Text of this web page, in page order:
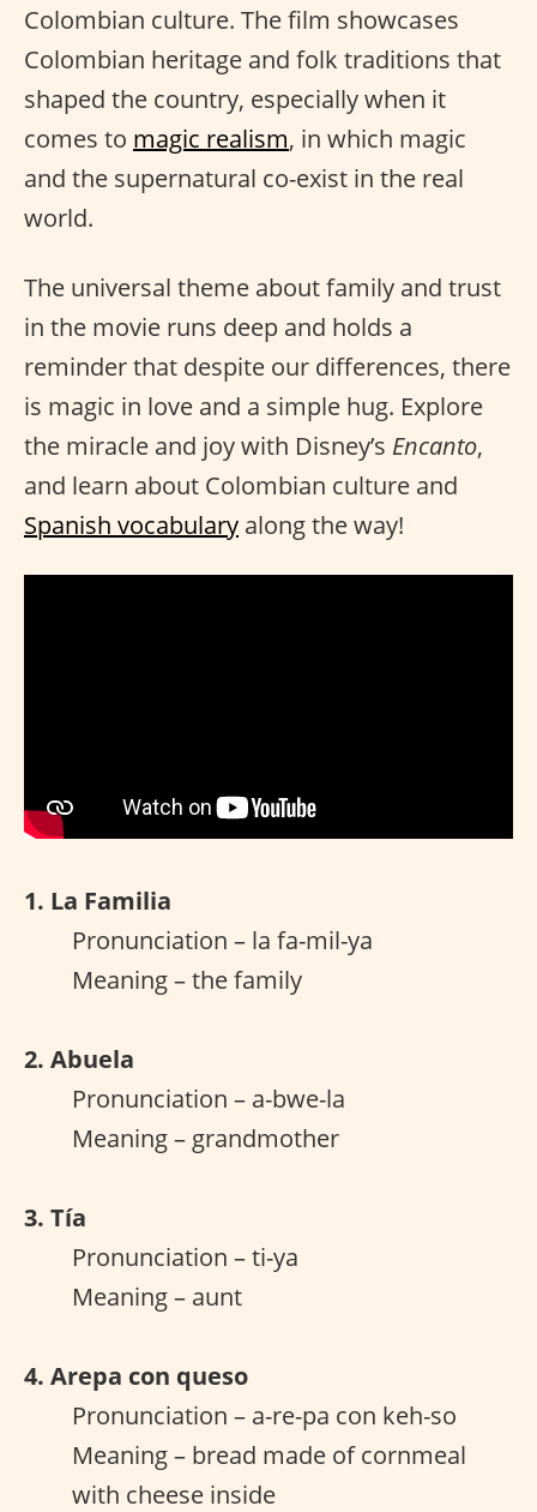
Colombian culture. The film showcases
Colombian heritage and folk traditions that
shaped the country, especially when it
comes to magic realism, in which magic
and the supernatural co-exist in the real
world.
The universal theme about family and trust
in the movie runs deep and holds a
reminder that despite our differences, there
is magic in love and a simple hug. Explore
the miracle and joy with Disney’s Encanto,
and learn about Colombian culture and
Spanish vocabulary along the way!
1. La Familia
Pronunciation – la fa-mil-ya
Meaning – the family
2. Abuela
Pronunciation – a-bwe-la
Meaning – grandmother
3. Tía
Pronunciation – ti-ya
Meaning – aunt
4. Arepa con queso
Pronunciation – a-re-pa con keh-so
Meaning – bread made of cornmeal
with cheese inside